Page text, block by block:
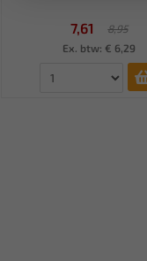
7,61
8,95
Ex. btw: € 6,29